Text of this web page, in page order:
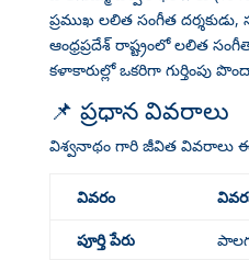
ప్రముఖ లలిత సంగీత
ఆంధ్రప్రదేశ్ రాష్ట్రంలో లలిత
కళాకారుల్లో ఒకరిగా గుర్తింపు
📌 ప్రధాన వివరాలు
విశ్వనాథం గారి జీవిత వివరాలు ఈ
వివరం
పూర్తి పేరు